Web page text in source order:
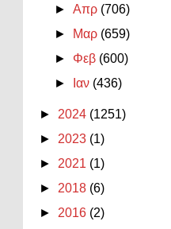
►Απρ (706)
►
Μαρ (659)
► Φεβ (600)
►
Ιαν (436)
► 2024 (1251)
► 2023 (1)
► 2021 (1)
► 2018 (6)
► 2016 (2)